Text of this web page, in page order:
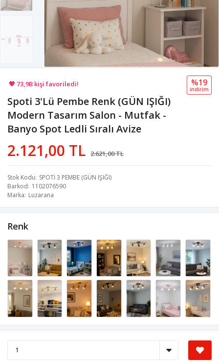
🚚 Hızlı teslimat yapılıyor!
💖 73,9B kişi favoriledi!
💸 Sepette 100 TL indirim!
Spoti 3'Lü Pembe Renk (GÜN IŞIĞI)
Modern Tasarım Salon - Mutfak -
Banyo Spot Ledli Sıralı Avize
2.121,00 TL 2.621,00 TL
%19
i̇ndi̇ri̇m
Stok Kodu SPOTİ 3 PEMBE (GÜN IŞIĞI)
Barkod 1102076590
Marka Luzarana
Renk